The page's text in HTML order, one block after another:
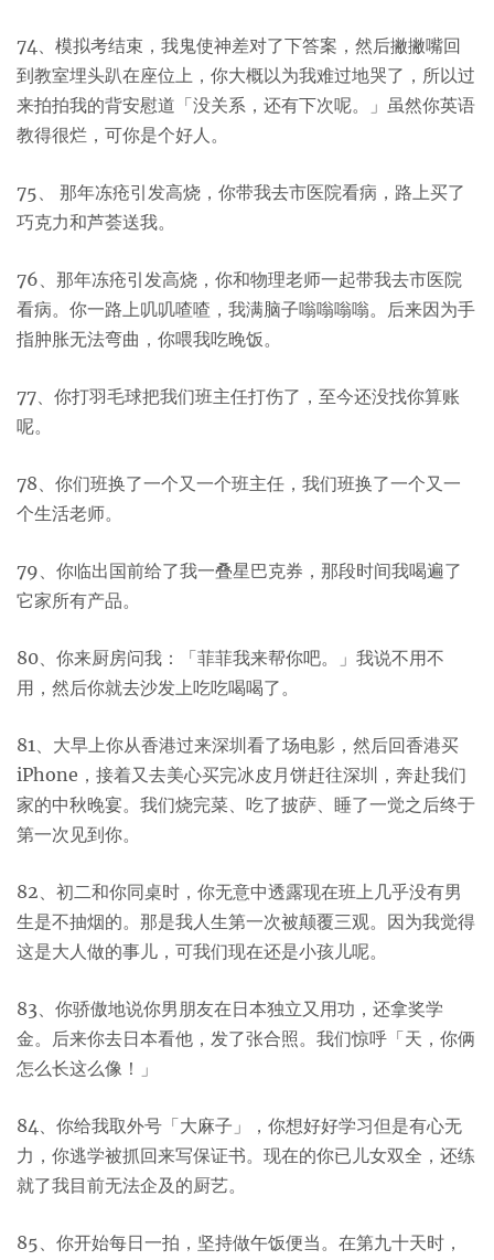
74、模拟考结束，我鬼使神差对了下答案，然后撇撇嘴回
到教室埋头趴在座位上，你大概以为我难过地哭了，所以过
来拍拍我的背安慰道「没关系，还有下次呢。」虽然你英语
教得很烂，可你是个好人。
75、 那年冻疮引发高烧，你带我去市医院看病，路上买了
巧克力和芦荟送我。
76、那年冻疮引发高烧，你和物理老师一起带我去市医院
看病。你一路上叽叽喳喳，我满脑子嗡嗡嗡嗡。后来因为手
指肿胀无法弯曲，你喂我吃晚饭。
77、你打羽毛球把我们班主任打伤了，至今还没找你算账
呢。
78、你们班换了一个又一个班主任，我们班换了一个又一
个生活老师。
79、你临出国前给了我一叠星巴克券，那段时间我喝遍了
它家所有产品。
80、你来厨房问我：「菲菲我来帮你吧。」我说不用不
用，然后你就去沙发上吃吃喝喝了。
81、大早上你从香港过来深圳看了场电影，然后回香港买
iPhone，接着又去美心买完冰皮月饼赶往深圳，奔赴我们
家的中秋晚宴。我们烧完菜、吃了披萨、睡了一觉之后终于
第一次见到你。
82、初二和你同桌时，你无意中透露现在班上几乎没有男
生是不抽烟的。那是我人生第一次被颠覆三观。因为我觉得
这是大人做的事儿，可我们现在还是小孩儿呢。
83、你骄傲地说你男朋友在日本独立又用功，还拿奖学
金。后来你去日本看他，发了张合照。我们惊呼「天，你俩
怎么长这么像！」
84、你给我取外号「大麻子」，你想好好学习但是有心无
力，你逃学被抓回来写保证书。现在的你已儿女双全，还练
就了我目前无法企及的厨艺。
85、你开始每日一拍，坚持做午饭便当。在第九十天时，